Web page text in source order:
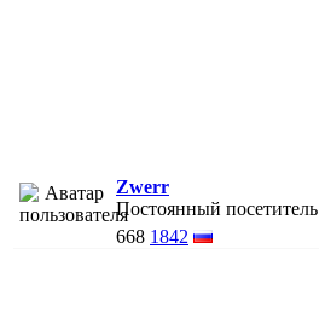
Zwerr
Постоянный посетитель
668 1842